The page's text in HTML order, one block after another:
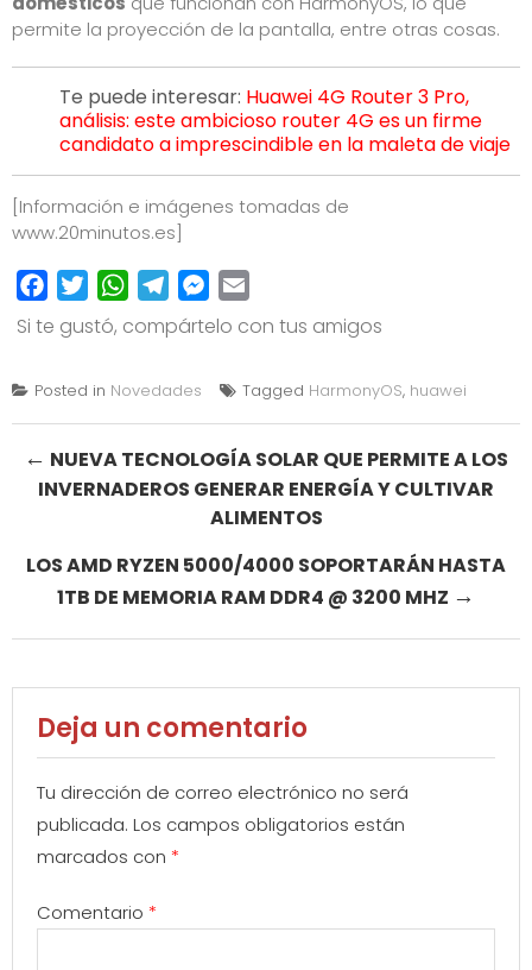
permite la proyección de la pantalla, entre otras cosas.
Te puede interesar: Huawei 4G Router 3 Pro,
análisis: este ambicioso router 4G es un firme
candidato a imprescindible en la maleta de viaje
[Información e imágenes tomadas de
www.20minutos.es]
FacebookTwitterWhatsApp
TelegramMessenger
Si te gustó, compártelo con tus amigos
Posted in Novedades Tagged HarmonyOS, huawei
Post
navigation
← NUEVA TECNOLOGÍA SOLAR QUE PERMITE A LOS
INVERNADEROS GENERAR ENERGÍA Y CULTIVAR
ALIMENTOS
LOS AMD RYZEN 5000/4000 SOPORTARÁN HASTA
1TB DE MEMORIA RAM DDR4 @ 3200 MHZ →
Deja un comentario
Tu dirección de correo electrónico no será
publicada. Los campos obligatorios están
marcados con *
Comentario *